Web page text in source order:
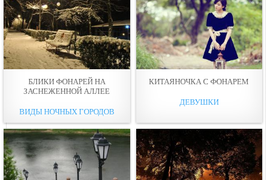
БЛИКИ ФОНАРЕЙ НА
ЗАСНЕЖЕННОЙ АЛЛЕЕ
ВИДЫ НОЧНЫХ ГОРОДОВ
КИТАЯНОЧКА С ФОНАРЕМ
ДЕВУШКИ